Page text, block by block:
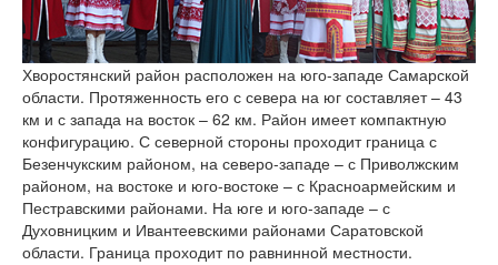
версии сайта
Хворостянский район расположен на юго-западе Самарской
области. Протяженность его с севера на юг составляет – 43
км и с запада на восток – 62 км. Район имеет компактную
конфигурацию. С северной стороны проходит граница с
Безенчукским районом, на северо-западе – с Приволжским
районом, на востоке и юго-востоке – с Красноармейским и
Пестравскими районами. На юге и юго-западе – с
Духовницким и Ивантеевскими районами Саратовской
области. Граница проходит по равнинной местности.